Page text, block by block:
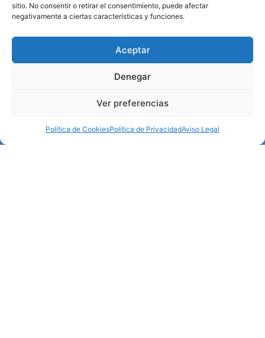
sitio. No consentir o retirar el consentimiento, puede afectar
negativamente a ciertas características y funciones.
Aceptar
Denegar
Ver preferencias
Política de CookiesPolítica de PrivacidadAviso Legal